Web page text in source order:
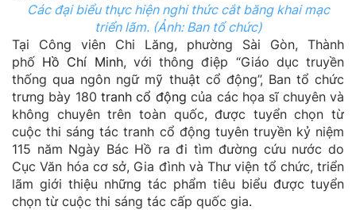
Các đại biểu thực hiện nghi thức cắt băng khai mạc
triển lãm. (Ảnh: Ban tổ chức)
Tại Công viên Chi Lăng, phường Sài Gòn, Thành
phố Hồ Chí Minh, với thông điệp “Giáo dục truyền
thống qua ngôn ngữ mỹ thuật cổ động”, Ban tổ chức
trưng bày 180tranh cổ động của các họa sĩ chuyên và
không chuyên trên toàn quốc, được tuyển chọn từ
cuộc thi sáng tác tranh cổ động tuyên truyền kỷ niệm
115 năm Ngày Bác Hồ ra đi tìm đường cứu nước do
Cục Văn hóa cơ sở, Gia đình và Thư viện tổ chức, triển
lãm giới thiệu những tác phẩm tiêu biểu được tuyển
chọn từ cuộc thi sáng tác cấp quốc gia.